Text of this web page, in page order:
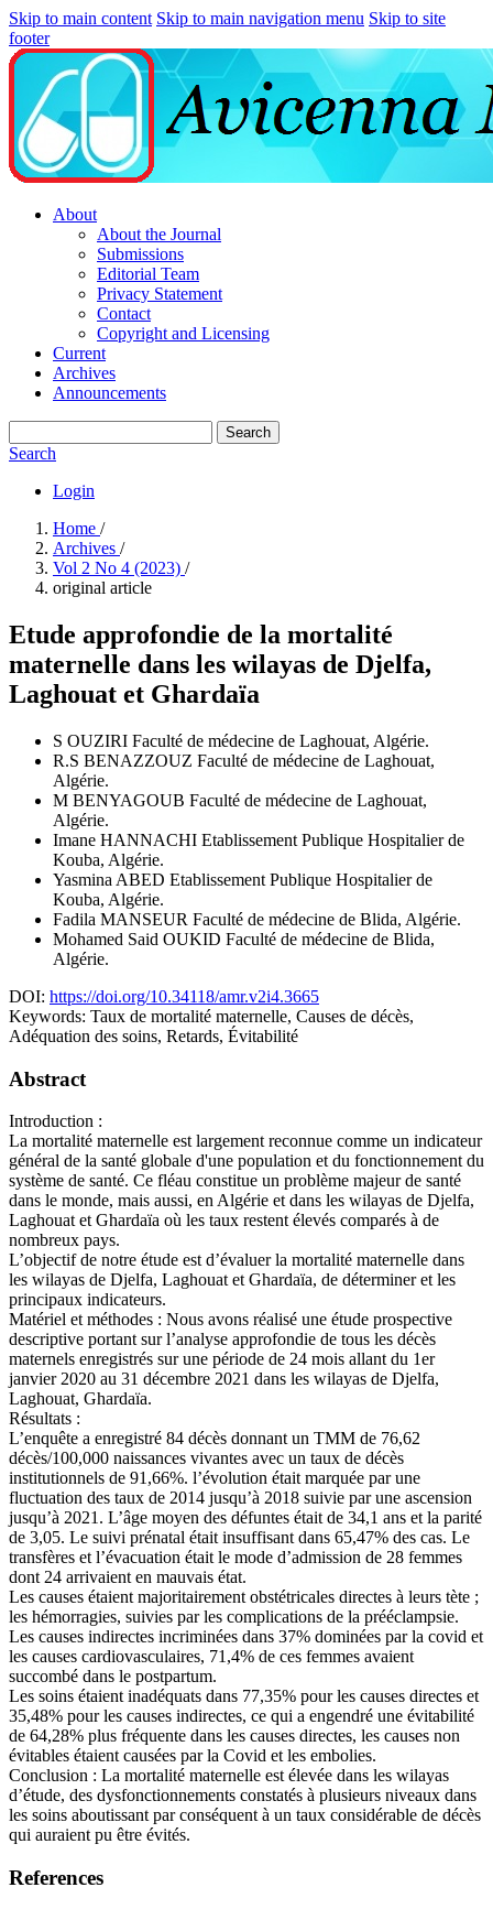
Skip to main content Skip to main navigation menu Skip to site
footer
About
About the Journal
Submissions
Editorial Team
Privacy Statement
Contact
Copyright and Licensing
Current
Archives
Announcements
Search
Search
Login
Home /
Archives /
Vol 2 No 4 (2023) /
original article
Etude approfondie de la mortalité
maternelle dans les wilayas de Djelfa,
Laghouat et Ghardaïa
S OUZIRI Faculté de médecine de Laghouat, Algérie.
R.S BENAZZOUZ Faculté de médecine de Laghouat,
Algérie.
M BENYAGOUB Faculté de médecine de Laghouat,
Algérie.
Imane HANNACHI Etablissement Publique Hospitalier de
Kouba, Algérie.
Yasmina ABED Etablissement Publique Hospitalier de
Kouba, Algérie.
Fadila MANSEUR Faculté de médecine de Blida, Algérie.
Mohamed Said OUKID Faculté de médecine de Blida,
Algérie.
DOI: https://doi.org/10.34118/amr.v2i4.3665
Keywords: Taux de mortalité maternelle, Causes de décès,
Adéquation des soins, Retards, Évitabilité
Abstract
Introduction :
La mortalité maternelle est largement reconnue comme un indicateur
général de la santé globale d'une population et du fonctionnement du
système de santé. Ce fléau constitue un problème majeur de santé
dans le monde, mais aussi, en Algérie et dans les wilayas de Djelfa,
Laghouat et Ghardaïa où les taux restent élevés comparés à de
nombreux pays.
L’objectif de notre étude est d’évaluer la mortalité maternelle dans
les wilayas de Djelfa, Laghouat et Ghardaïa, de déterminer et les
principaux indicateurs.
Matériel et méthodes : Nous avons réalisé une étude prospective
descriptive portant sur l’analyse approfondie de tous les décès
maternels enregistrés sur une période de 24 mois allant du 1er
janvier 2020 au 31 décembre 2021 dans les wilayas de Djelfa,
Laghouat, Ghardaïa.
Résultats :
L’enquête a enregistré 84 décès donnant un TMM de 76,62
décès/100,000 naissances vivantes avec un taux de décès
institutionnels de 91,66%. l’évolution était marquée par une
fluctuation des taux de 2014 jusqu’à 2018 suivie par une ascension
jusqu’à 2021. L’âge moyen des défuntes était de 34,1 ans et la parité
de 3,05. Le suivi prénatal était insuffisant dans 65,47% des cas. Le
transfères et l’évacuation était le mode d’admission de 28 femmes
dont 24 arrivaient en mauvais état.
Les causes étaient majoritairement obstétricales directes à leurs tète ;
les hémorragies, suivies par les complications de la prééclampsie.
Les causes indirectes incriminées dans 37% dominées par la covid et
les causes cardiovasculaires, 71,4% de ces femmes avaient
succombé dans le postpartum.
Les soins étaient inadéquats dans 77,35% pour les causes directes et
35,48% pour les causes indirectes, ce qui a engendré une évitabilité
de 64,28% plus fréquente dans les causes directes, les causes non
évitables étaient causées par la Covid et les embolies.
Conclusion : La mortalité maternelle est élevée dans les wilayas
d’étude, des dysfonctionnements constatés à plusieurs niveaux dans
les soins aboutissant par conséquent à un taux considérable de décès
qui auraient pu être évités.
References